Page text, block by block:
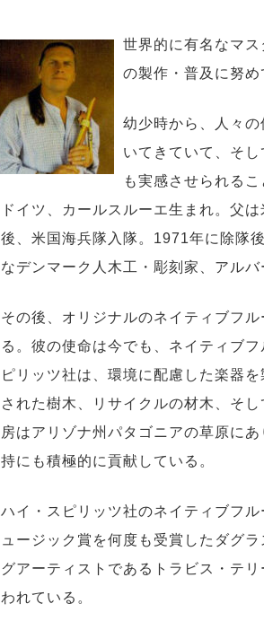
世界的に有名なマ
の製作・普及に努め
幼少時から、人々
いてきていて、そ
も実感させられるこ
ドイツ、カールスルーエ生まれ。父
後、米国海兵隊入隊。1971年に除隊
なデンマーク人木工・彫刻家、アルバ
その後、オリジナルのネイティブフ
る。彼の使命は今でも、ネイティブ
ピリッツ社は、環境に配慮した楽器
された樹木、リサイクルの材木、そ
房はアリゾナ州パタゴニアの草原に
持にも積極的に貢献している。
ハイ・スピリッツ社のネイティブフ
ュージック賞を何度も受賞したダグ
グアーティストであるトラビス・テ
われている。